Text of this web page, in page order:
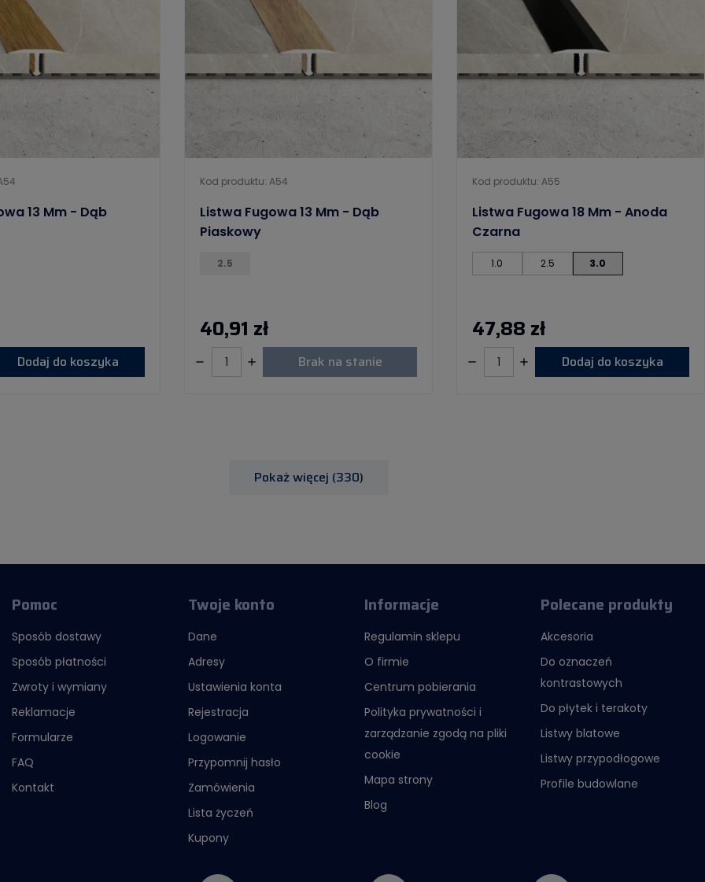
13 Mm - Dąb
Dodaj do koszyka
Kod produktu: A54
Listwa Fugowa 13 Mm - Dąb
Piaskowy
2.5
40,91 zł
Brak na stanie
Kod produktu: A55
Listwa Fugowa 18 Mm - Anoda
Czarna
1.0 2.5 3.0
47,88 zł
Dodaj do koszyka
Pokaż więcej (330)
Pomoc
Sposób dostawy
Sposób płatności
Zwroty i wymiany
Reklamacje
Formularze
FAQ
Kontakt
Twoje konto
Dane
Adresy
Ustawienia konta
Rejestracja
Logowanie
Przypomnij hasło
Zamówienia
Lista życzeń
Kupony
Informacje
Regulamin sklepu
O firmie
Centrum pobierania
Polityka prywatności i
zarządzanie zgodą na pliki
cookie
Mapa strony
Blog
Polecane produkty
Akcesoria
Do oznaczeń
kontrastowych
Do płytek i terakoty
Listwy blatowe
Listwy przypodłogowe
Profile budowlane